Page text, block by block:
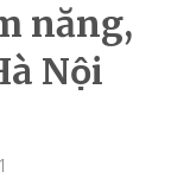
năng,
Nội